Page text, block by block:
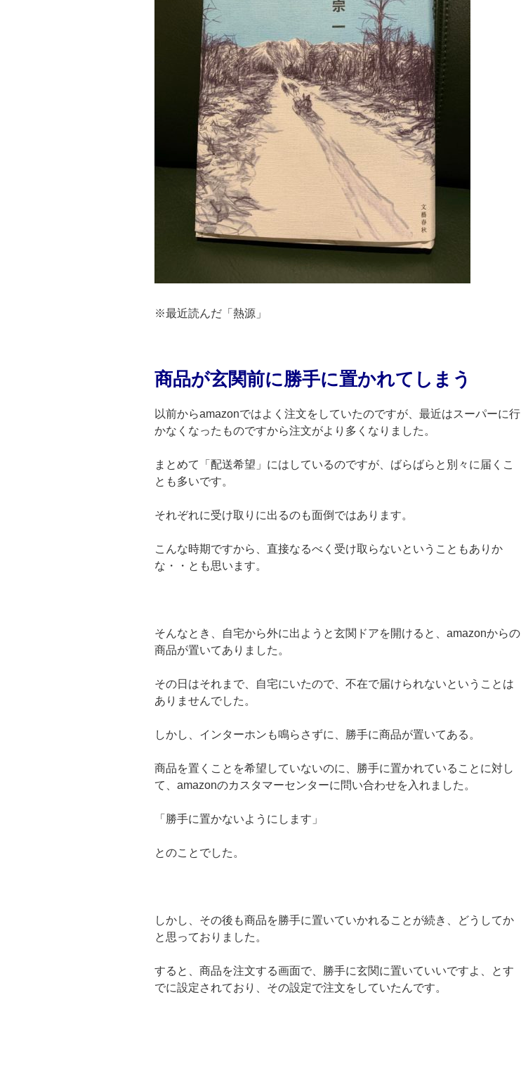
※最近読んだ「熱源」
商品が玄関前に勝手に置かれてしまう
以前からamazonではよく注文をしていたのですが、最近はスーパーに行
かなくなったものですから注文がより多くなりました。
まとめて「配送希望」にはしているのですが、ばらばらと別々に届くこ
とも多いです。
それぞれに受け取りに出るのも面倒ではあります。
こんな時期ですから、直接なるべく受け取らないということもありか
な・・とも思います。
そんなとき、自宅から外に出ようと玄関ドアを開けると、amazonからの
商品が置いてありました。
その日はそれまで、自宅にいたので、不在で届けられないということは
ありませんでした。
しかし、インターホンも鳴らさずに、勝手に商品が置いてある。
商品を置くことを希望していないのに、勝手に置かれていることに対し
て、amazonのカスタマーセンターに問い合わせを入れました。
「勝手に置かないようにします」
とのことでした。
しかし、その後も商品を勝手に置いていかれることが続き、どうしてか
と思っておりました。
すると、商品を注文する画面で、勝手に玄関に置いていいですよ、とす
でに設定されており、その設定で注文をしていたんです。